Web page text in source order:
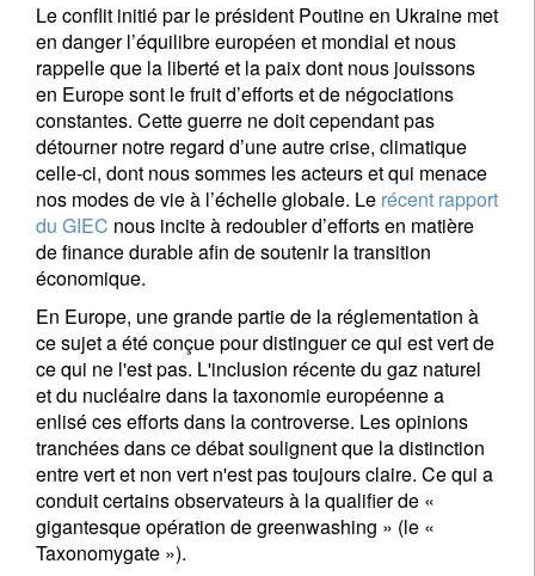
Le conflit initié par le président Poutine en Ukraine met
en danger l’équilibre européen et mondial et nous
rappelle que la liberté et la paix dont nous jouissons
en Europe sont le fruit d’efforts et de négociations
constantes. Cette guerre ne doit cependant pas
détourner notre regard d’une autre crise, climatique
celle-ci, dont nous sommes les acteurs et qui menace
nos modes de vie à l’échelle globale. Le récent rapport
du GIEC nous incite à redoubler d’efforts en matière
de finance durable afin de soutenir la transition
économique.
En Europe, une grande partie de la réglementation à
ce sujet a été conçue pour distinguer ce qui est vert de
ce qui ne l'est pas. L'inclusion récente du gaz naturel
et du nucléaire dans la taxonomie européenne a
enlisé ces efforts dans la controverse. Les opinions
tranchées dans ce débat soulignent que la distinction
entre vert et non vert n'est pas toujours claire. Ce qui a
conduit certains observateurs à la qualifier de «
gigantesque opération de greenwashing » (le «
Taxonomygate »).